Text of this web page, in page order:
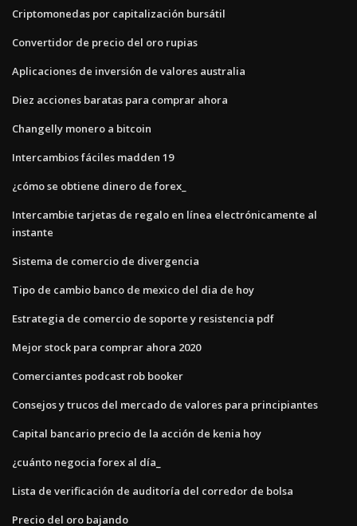
Criptomonedas por capitalización bursátil
Convertidor de precio del oro rupias
Aplicaciones de inversión de valores australia
Diez acciones baratas para comprar ahora
Changelly monero a bitcoin
Intercambios fáciles madden 19
¿cómo se obtiene dinero de forex_
Intercambie tarjetas de regalo en línea electrónicamente al
instante
Sistema de comercio de divergencia
Tipo de cambio banco de mexico del dia de hoy
Estrategia de comercio de soporte y resistencia pdf
Mejor stock para comprar ahora 2020
Comerciantes podcast rob booker
Consejos y trucos del mercado de valores para principiantes
Capital bancario precio de la acción de kenia hoy
¿cuánto negocia forex al día_
Lista de verificación de auditoría del corredor de bolsa
Precio del oro bajando